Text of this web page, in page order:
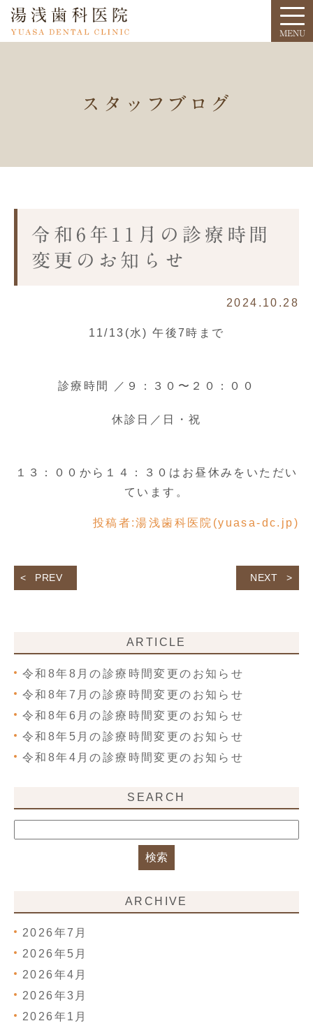
スタッフブログ
令和6年11月の診療時間
変更のお知らせ
2024.10.28
11/13(水) 午後7時まで
診療時間 ／９：３０〜２０：００
休診日／日・祝
１３：００から１４：３０はお昼休みをいただい
ています。
投稿者:湯浅歯科医院(yuasa-dc.jp)
PREV NEXT
ARTICLE
令和8年8月の診療時間変更のお知らせ
令和8年7月の診療時間変更のお知らせ
令和8年6月の診療時間変更のお知らせ
令和8年5月の診療時間変更のお知らせ
令和8年4月の診療時間変更のお知らせ
SEARCH
ARCHIVE
2026年7月
2026年5月
2026年4月
2026年3月
2026年1月